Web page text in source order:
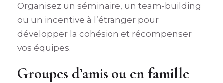
Organisez un séminaire, un team-building
ou un incentive à l’étranger pour
développer la cohésion et récompenser
vos équipes.
Groupes d’amis ou en famille